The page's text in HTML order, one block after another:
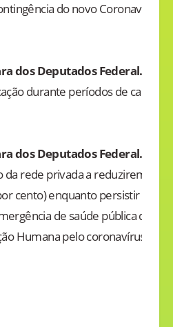
do novo Coronavírus
dos Deputados Federal.
durante períodos de
dos Deputados Federal.
rede privada a reduzirem a
cento) enquanto persistir à
de saúde pública de
Humana pelo coronavírus